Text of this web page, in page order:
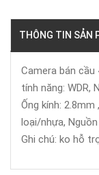
THÔNG TIN SẢN
Camera bán cầu
tính năng: WDR,
Ống kính:
loại/nhựa, Nguồn
Ghi chú: ko hỗ